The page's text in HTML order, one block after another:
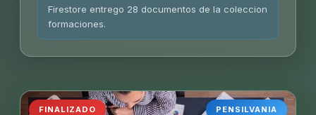
Firestore entrego 28 documentos de la coleccion
formaciones.
PENSILVANIA
FINALIZADO